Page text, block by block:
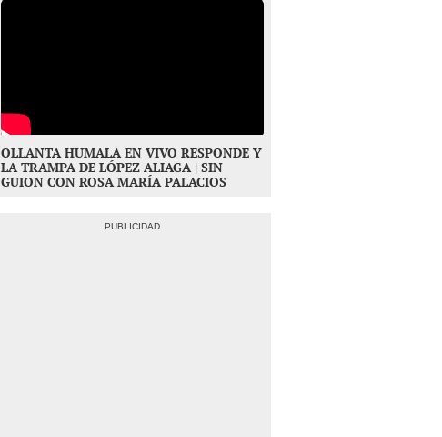
OLLANTA HUMALA EN VIVO RESPONDE Y
LA TRAMPA DE LÓPEZ ALIAGA | SIN
GUION CON ROSA MARÍA PALACIOS